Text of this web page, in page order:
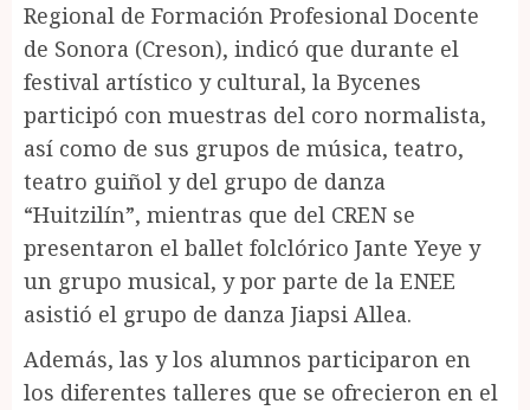
Regional de Formación Profesional Docente
de Sonora (Creson), indicó que durante el
festival artístico y cultural, la Bycenes
participó con muestras del coro normalista,
así como de sus grupos de música, teatro,
teatro guiñol y del grupo de danza
“Huitzilín”, mientras que del CREN se
presentaron el ballet folclórico Jante Yeye y
un grupo musical, y por parte de la ENEE
asistió el grupo de danza Jiapsi Allea.
Además, las y los alumnos participaron en
los diferentes talleres que se ofrecieron en el